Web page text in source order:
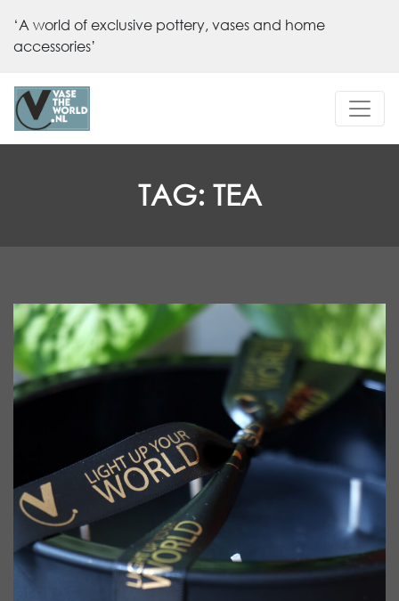
‘A world of exclusive pottery, vases and home
accessories’
TAG: TEA